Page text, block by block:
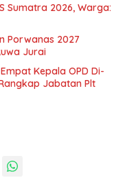
Sumatra 2026, Warga:
Porwanas 2027
Jurai
Kepala OPD Di-
Jabatan Plt